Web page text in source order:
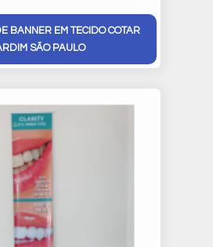
BANNER EM TECIDO COTAR
SÃO PAULO